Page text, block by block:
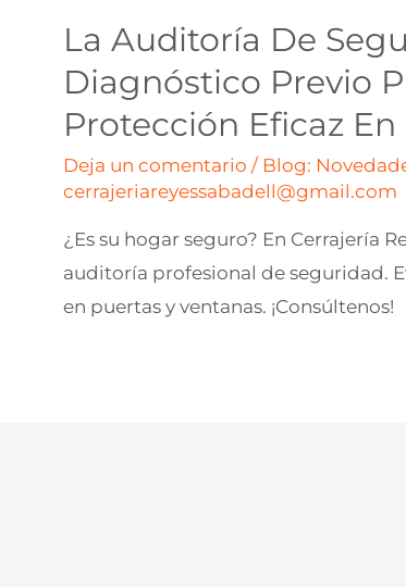
La Auditoría De
Diagnóstico Previo
Protección Eficaz En
Deja un comentario / Blog:
cerrajeriareyessabadell@gmail.com
¿Es su hogar seguro? En Cerrajería
auditoría profesional de seguridad.
en puertas y ventanas. ¡Consúltenos!